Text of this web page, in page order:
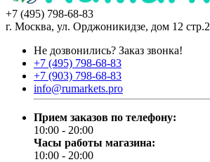
+7 (495) 798-68-83
г. Москва, ул. Орджоникидзе, дом 12 стр.2
Не дозвонились? Заказ звонка!
+7 (495) 798-68-83
+7 (903) 798-68-83
info@rumarkets.pro
Прием заказов по телефону:
10:00 - 20:00
Часы работы магазина:
10:00 - 20:00